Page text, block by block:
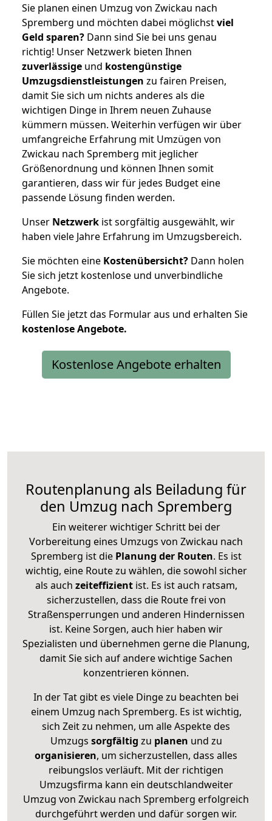
Sie planen einen Umzug von Zwickau nach
Spremberg und möchten dabei möglichstviel
Geld sparen? Dann sind Sie bei uns genau
richtig! Unser Netzwerk bieten Ihnen
zuverlässige und kostengünstige
Umzugsdienstleistungen zu fairen Preisen,
damit Sie sich um nichts anderes als die
wichtigen Dinge in Ihrem neuen Zuhause
kümmern müssen. Weiterhin verfügen wir über
umfangreiche Erfahrung mit Umzügen von
Zwickau nach Spremberg mit jeglicher
Größenordnung und können Ihnen somit
garantieren, dass wir für jedes Budget eine
passende Lösung finden werden.
Unser Netzwerk ist sorgfältig ausgewählt, wir
haben viele Jahre Erfahrung im Umzugsbereich.
Sie möchten eine Kostenübersicht? Dann holen
Sie sich jetzt kostenlose und unverbindliche
Angebote.
Füllen Sie jetzt das Formular aus und erhalten Sie
kostenloseAngebote.
Kostenlose Angebote erhalten
Routenplanung als Beiladung für
den Umzug nach Spremberg
Ein weiterer wichtiger Schritt bei der
Vorbereitung eines Umzugs von Zwickau nach
Spremberg ist diePlanung der Routen. Es ist
wichtig, eine Route zu wählen, die sowohl sicher
als auch zeiteffizientist. Es ist auch ratsam,
sicherzustellen, dass die Route frei von
Straßensperrungen und anderen Hindernissen
ist. Keine Sorgen, auch hier haben wir
Spezialisten und übernehmen gerne die Planung,
damit Sie sich auf andere wichtige Sachen
konzentrieren können.
In der Tat gibt es viele Dinge zu beachten bei
einem Umzug nach Spremberg. Es ist wichtig,
sich Zeit zu nehmen, um alle Aspekte des
Umzugs sorgfältig zu planen und zu
organisieren, um sicherzustellen, dass alles
reibungslos verläuft. Mit der richtigen
Umzugsfirma kann ein deutschlandweiter
Umzug von Zwickau nach Spremberg erfolgreich
durchgeführt werden und dafür sorgen wir.